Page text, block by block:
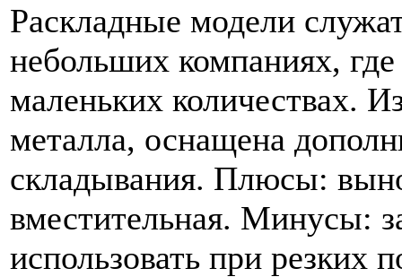
Раскладные модели
небольших компаниях,
маленьких количествах.
металла, оснащена
складывания. Плюсы:
вместительная. Минусы:
использовать при резких